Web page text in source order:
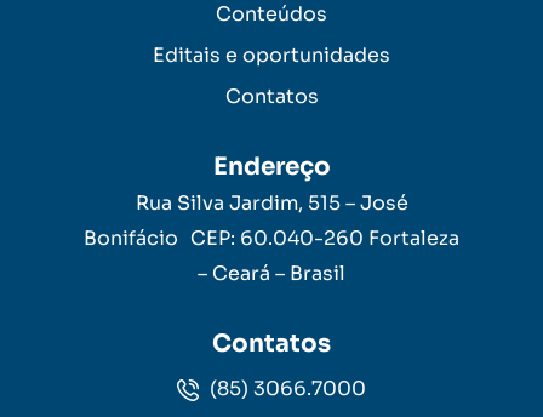
Conteúdos
Editais e oportunidades
Contatos
Endereço
Rua Silva Jardim, 515 – José
Bonifácio CEP: 60.040-260 Fortaleza
– Ceará – Brasil
Contatos
(85) 3066.7000